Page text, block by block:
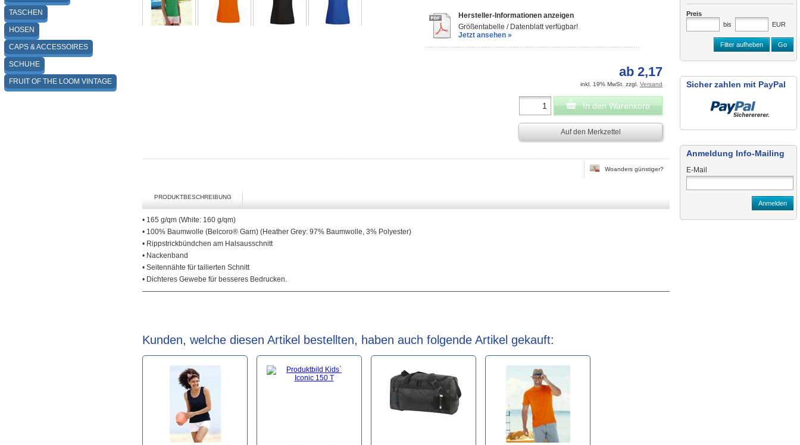
TASCHEN
HOSEN
CAPS & ACCESSOIRES
SCHUHE
FRUIT OF THE LOOM VINTAGE
Hersteller-Informationen anzeigen
Größentabelle / Datenblatt verfügbar!
Jetzt ansehen »
ab 2,17
inkl. 19% MwSt. zzgl. Versand
In den Warenkorb
Auf den Merkzettel
Woanders günstiger?
PRODUKTBESCHREIBUNG
• 165 g/qm (White: 160 g/qm)
• 100% Baumwolle (Belcoro® Garn) (Heather Grey: 97% Baumwolle, 3% Polyester)
• Rippstrickbündchen am Halsausschnitt
• Nackenband
• Seitennähte für tailierten Schnitt
• Dichteres Gewebe für besseres Bedrucken.
Kunden, welche diesen Artikel bestellten, haben auch folgende Artikel gekauft:
Preis
bis
EUR
Filter aufheben Go
Sicher zahlen mit PayPal
Anmeldung Info-Mailing
E-Mail
Anmelden